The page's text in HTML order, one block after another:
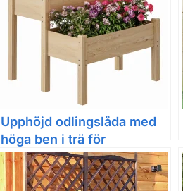
Upphöjd odlingslåda med
höga ben i trä för
grönsaker, örter och
blommor